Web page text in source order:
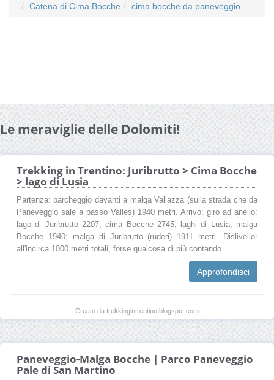
Catena di Cima Bocche
cima bocche da paneveggio
Le meraviglie delle Dolomiti!
Trekking in Trentino: Juribrutto > Cima Bocche
> lago di Lusia
Partenza: parcheggio davanti a malga Vallazza (sulla strada che da
Paneveggio sale a passo Valles) 1940 metri. Arrivo: giro ad anello:
lago di Juribrutto 2207; cima Bocche 2745; laghi di Lusia; malga
Bocche 1940; malga di Juribrutto (ruderi) 1911 metri. Dislivello:
all'incirca 1000 metri totali, forse qualcosa di più contando ...
Approfondisci
Creato da trekkingintrentino.blogspot.com
Paneveggio-Malga Bocche | Parco Paneveggio
Pale di San Martino